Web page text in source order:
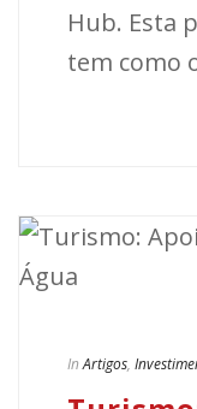
Hub. Esta
tem como
In Artigos,